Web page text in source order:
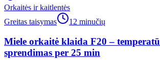
Orkaitės ir kaitlentės
Greitas taisymas
12 minučių
Miele orkaitė klaida F20 –
sprendimas per 25 min